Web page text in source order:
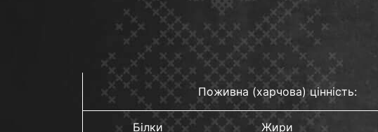
Поживна (харчова) цінність:
Білки Жири